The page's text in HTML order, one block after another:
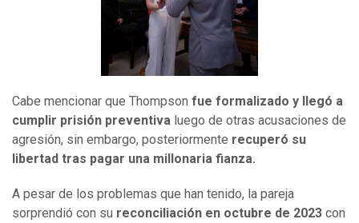
Cabe mencionar que Thompson fue formalizado y llegó a
cumplir prisión preventiva luego de otras acusaciones de
agresión, sin embargo, posteriormente recuperó su
libertad tras pagar una millonaria fianza.
A pesar de los problemas que han tenido, la pareja
sorprendió con su reconciliación en octubre de 2023 con